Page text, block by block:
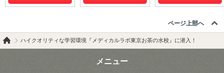
ページ上部へ
ハイクオリティな学習環境『メディカルラボ東京お茶の水校』に潜入！
メニュー